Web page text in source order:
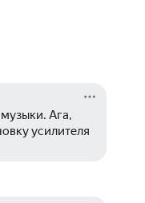
Ага,
усилителя